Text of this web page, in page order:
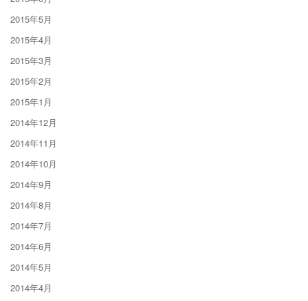
2015年5月
2015年4月
2015年3月
2015年2月
2015年1月
2014年12月
2014年11月
2014年10月
2014年9月
2014年8月
2014年7月
2014年6月
2014年5月
2014年4月